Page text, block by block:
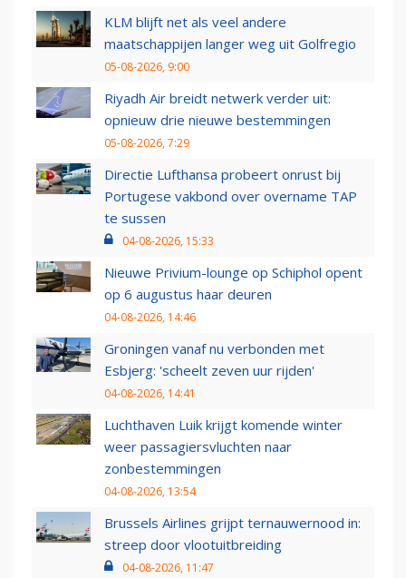
KLM blijft net als veel andere
maatschappijen langer weg uit Golfregio
05-08-2026, 9:00
Riyadh Air breidt netwerk verder uit:
opnieuw drie nieuwe bestemmingen
05-08-2026, 7:29
Directie Lufthansa probeert onrust bij
Portugese vakbond over overname TAP
te sussen
04-08-2026, 15:33
Nieuwe Privium-lounge op Schiphol opent
op 6 augustus haar deuren
04-08-2026, 14:46
Groningen vanaf nu verbonden met
Esbjerg: 'scheelt zeven uur rijden'
04-08-2026, 14:41
Luchthaven Luik krijgt komende winter
weer passagiersvluchten naar
zonbestemmingen
04-08-2026, 13:54
Brussels Airlines grijpt ternauwernood in:
streep door vlootuitbreiding
04-08-2026, 11:47